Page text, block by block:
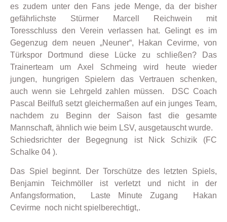
es zudem unter den Fans jede Menge, da der bisher
gefährlichste Stürmer Marcell Reichwein mit
Toresschluss den Verein verlassen hat. Gelingt es im
Gegenzug dem neuen „Neuner“, Hakan Cevirme, von
Türkspor Dortmund diese Lücke zu schließen? Das
Trainerteam um Axel Schmeing wird heute wieder
jungen, hungrigen Spielern das Vertrauen schenken,
auch wenn sie Lehrgeld zahlen müssen. DSC Coach
Pascal Beilfuß setzt gleichermaßen auf ein junges Team,
nachdem zu Beginn der Saison fast die gesamte
Mannschaft, ähnlich wie beim LSV, ausgetauscht wurde.
Schiedsrichter der Begegnung ist Nick Schizik (FC
Schalke 04 ).
Das Spiel beginnt. Der Torschütze des letzten Spiels,
Benjamin Teichmöller ist verletzt und nicht in der
Anfangsformation, Laste Minute Zugang Hakan
Cevirme noch nicht spielberechtigt,.